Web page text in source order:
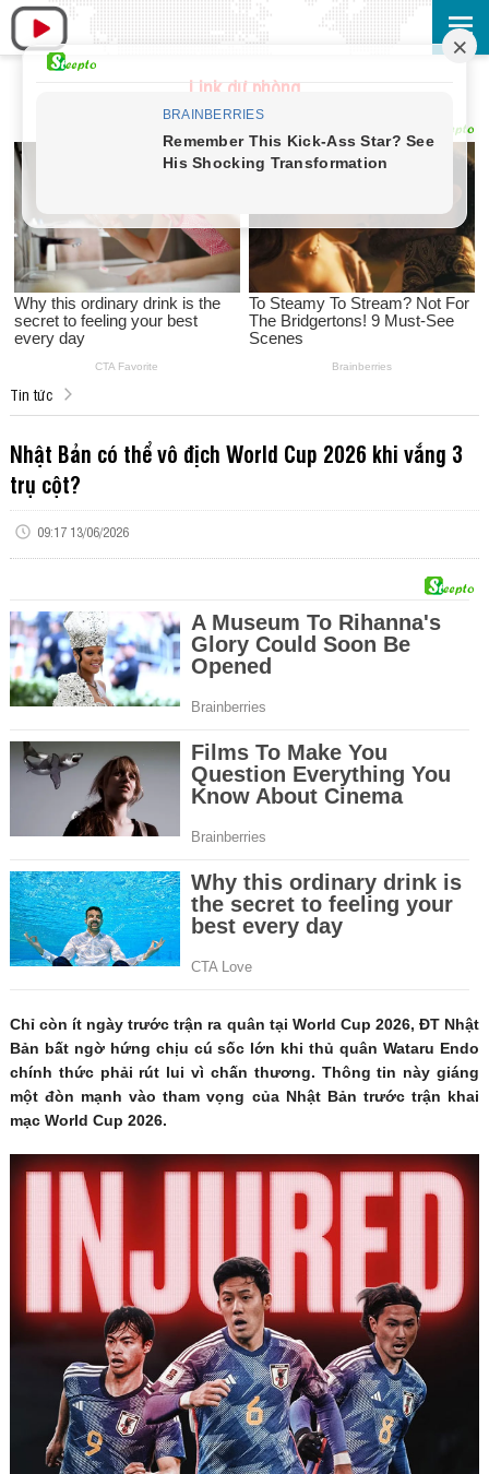
Link dự phòng
Tin tức
Nhật Bản có thể vô địch World Cup 2026 khi vắng 3
trụ cột?
09:17 13/06/2026
Chỉ còn ít ngày trước trận ra quân tại World Cup 2026, ĐT Nhật
Bản bất ngờ hứng chịu cú sốc lớn khi thủ quân Wataru Endo
chính thức phải rút lui vì chấn thương. Thông tin này giáng
một đòn mạnh vào tham vọng của Nhật Bản trước trận khai
mạc World Cup 2026.